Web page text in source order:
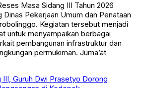
Masa Sidang III Tahun 2026
Pekerjaan Umum dan Penataan
Kegiatan tersebut menjadi
untuk menyampaikan berbagai
pembangunan infrastruktur dan
permukiman. Juma’at